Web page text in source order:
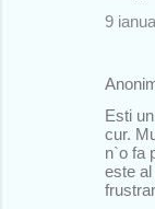
9
Esti
cur.
n`o fa
este